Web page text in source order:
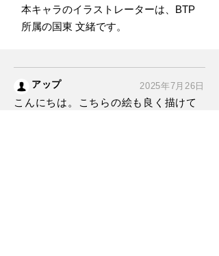
本キャラのイラストレーターは、BTP
所属の国東 文緒です。
アップ 2025年7月26日
こんにちは。こちらの絵も良く描けて